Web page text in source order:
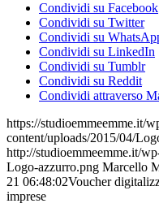
Condividi su Facebook
Condividi su Twitter
Condividi su
Condividi su LinkedIn
Condividi su Tumblr
Condividi su Reddit
Condividi attraverso
https://studioemmeemme.it/
content/uploads/2015/04/
http://studioemmeemme.it/
Logo-azzurro.png Marcello
21 06:48:02Voucher
imprese